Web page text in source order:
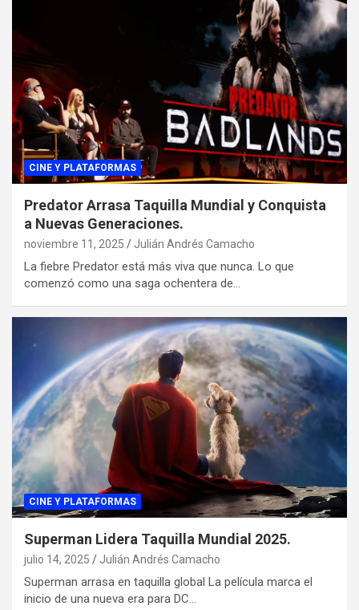
CINE Y PLATAFORMAS
Predator Arrasa Taquilla Mundial y Conquista
a Nuevas Generaciones.
noviembre 11, 2025 Julián Andrés Camacho
La fiebre Predator está más viva que nunca. Lo que
comenzó como una saga ochentera de…
CINE Y PLATAFORMAS
Superman Lidera Taquilla Mundial 2025.
julio 14, 2025 Julián Andrés Camacho
Superman arrasa en taquilla global La película marca el
inicio de una nueva era para DC…